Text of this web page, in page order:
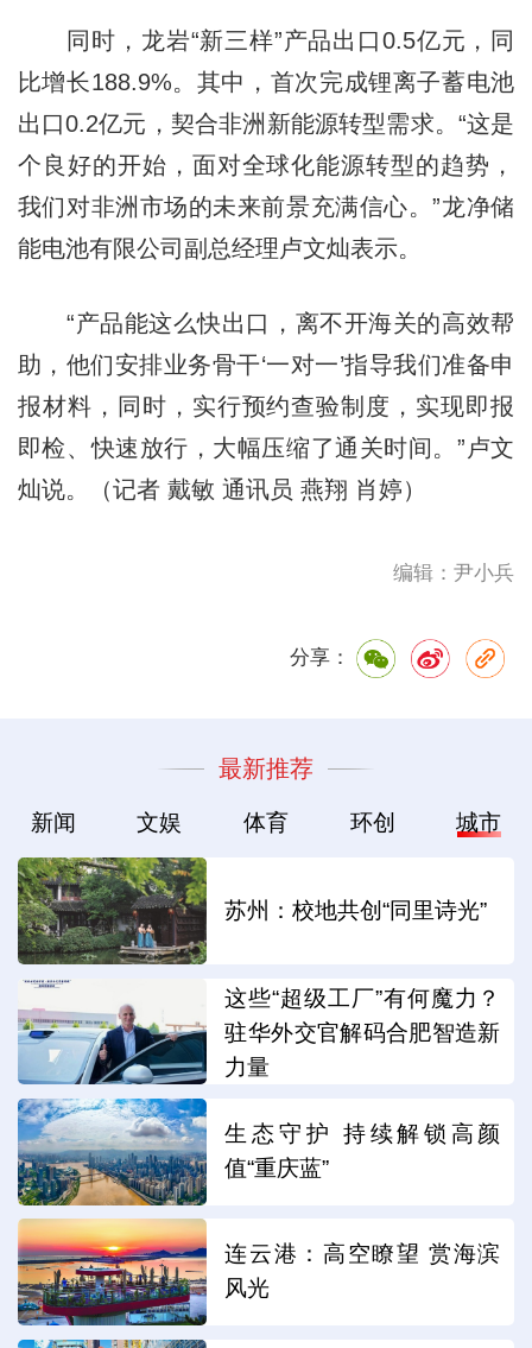
同时，龙岩“新三样”产品出口0.5亿元，同
比增长188.9%。其中，首次完成锂离子蓄电池
出口0.2亿元，契合非洲新能源转型需求。“这是
个良好的开始，面对全球化能源转型的趋势，
我们对非洲市场的未来前景充满信心。”龙净储
能电池有限公司副总经理卢文灿表示。
“产品能这么快出口，离不开海关的高效帮
助，他们安排业务骨干‘一对一’指导我们准备申
报材料，同时，实行预约查验制度，实现即报
即检、快速放行，大幅压缩了通关时间。”卢文
灿说。（记者 戴敏 通讯员 燕翔 肖婷）
编辑：尹小兵
分享：
最新推荐
新闻 文娱 体育 环创 城市
苏州：校地共创“同里诗光”
这些“超级工厂”有何魔力？
驻华外交官解码合肥智造新
力量
生态守护 持续解锁高颜
值“重庆蓝”
连云港：高空瞭望 赏海滨
风光